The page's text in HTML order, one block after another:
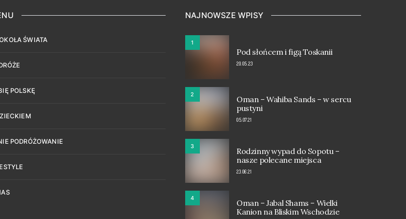
ŚWIATA
POLSKĘ
PODRÓŻOWANIE
NAJNOWSZE WPISY
1
Pod słońcem i figą Toskanii
20.05.23
2
Oman – Wahiba Sands – w sercu
pustyni
05.07.21
3
Rodzinny wypad do Sopotu –
nasze polecane miejsca
23.06.21
4
Oman – Jabal Shams – Wielki
Kanion na Bliskim Wschodzie